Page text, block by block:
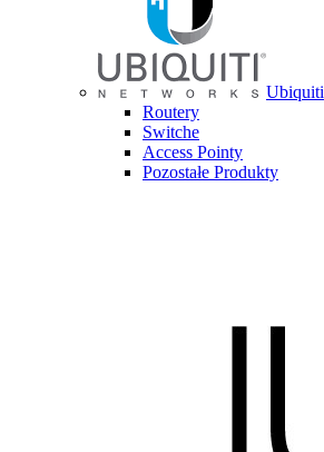
Ubiquiti
Routery
Switche
Access Pointy
Pozostałe Produkty